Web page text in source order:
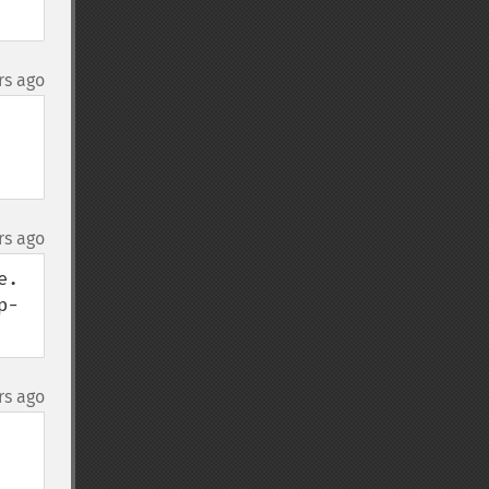
ago
ago
ago